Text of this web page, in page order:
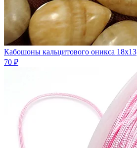
Кабошоны кальцитового оникса 18х13
70 ₽